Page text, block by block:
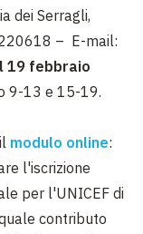
dei Serragli,
– E-mail:
19 febbraio
9-13 e 15-19.
modulo online:
l'iscrizione
per l'UNICEF di
contributo